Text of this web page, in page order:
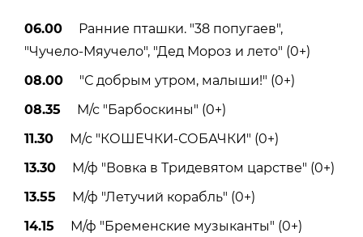
06.00 Ранние пташки. "38 попугаев",
"Чучело-Мяучело", "Дед Мороз и лето" (0+)
08.00 "С добрым утром, малыши!" (0+)
08.35 М/с "Барбоскины" (0+)
11.30 М/с "КОШЕЧКИ-СОБАЧКИ" (0+)
13.30 М/ф "Вовка в Тридевятом царстве" (0+)
13.55 М/ф "Летучий корабль" (0+)
14.15 М/ф "Бременские музыканты" (0+)